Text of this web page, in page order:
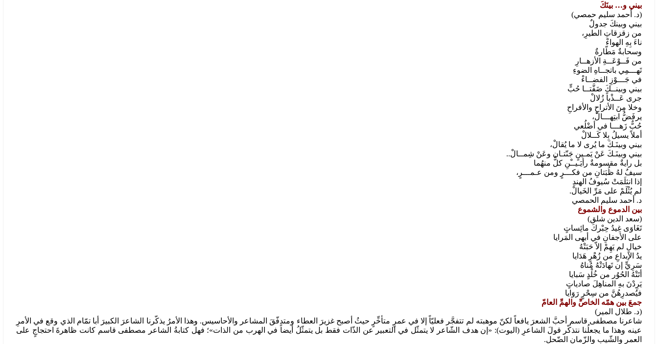
بيني و… بينَكَ
(د. أحمد سليم حمصي)
بيني وبينكَ جدولٌ
من زقزقاتِ الطيرِ،
ناءَ بِهِ الهواءْ
وسحابةٌ مَطّارةٌ
من فَــوْعَــةِ الأزهــارِ
تَهـــمِي باتجــاهِ الضوءِ
في جَـــوْزِ الفضــاءْ
بيني وبينــكَ ضَفَّتــا حُبٍّ
جرى عَــذْباً زُلالْ
وخلا مِنَ الأتراحِ والأفراحِ
يرفَضُّ ابتِهـــالْ،
حُبٌّ زَهـــا في أضْلُعي
أملاً يسيلُ بِلا كَــلالْ
بيني وبينَـكَ ما يُرى لا ما يُقالْ،
بيني وبينَـكَ عَنْ يَمـينٍ جَنّتـان وعَنْ شِمــالْ..
بل رايةٌ مقسومةٌ رأيَـيــْنِ كلٌّ منهُما
سيفٌ لهُ ظُبَتانِ من فكـــرٍ ومن عـمـــرٍ،
إذا انثلَمَتْ سُيوفُ الهندِ
لم يُثْلَمْ على مَرِّ الخَيالْ.
د. أحمد سليم الحمصي
بين الدموع والشموع
(سعد الدين شلق)
تَغَاوَى غِيدُ حِبْركَ مائِساتٍ
على الأجفانِ في أبهى المَرايا
خيالٍ لم يَهِمْ إلاّ حَبَتْهُ
يدُ الإبداعِ من زُهْرٍ هَدَايا
سَرِيٍّ إن تَهادَتْهُ مُناهُ
أتَتْهُ الحُوُر من خُلْدٍ سَبايا
يَرِدْنَ بهِ المناهِلَ صادياتٍ
فيُصدرِهُنَّ من سِحْرٍ رَوَايا
جمعَ بين همّه الخاصِّ والهمِّ العامّ
(د. طلال المير)
شاعرنا مصطفى قاسم أحبَّ الشعرَ يافعاً لكنّ موهبته لم تتفجَّر فعليّاً إلا في عمرٍ متأخِّرٍ حيثُ أصبح غزيرَ العطاء ومتدفّقَ المشاعر والأحاسيس. وهذا الأمرُ يذكّرنا الشاعرَ الكبيرَ أبا تمّام الذي وقع في الأمرِ
عينه وهذا ما يجعلُنا نتذكّر قولَ الشاعرِ (اليوت): «إن هدف الشّاعر لا يتمثّل في التعبير عن الذّات فقط بل يتمثّلُ أيضاً في الهرب من الذات»؛ فهل كتابةُ الشاعر مصطفى قاسم كانت ظاهرةَ احتجاجٍ على
العمر والشّيب والزّمان الضّحل.